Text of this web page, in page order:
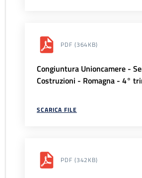
PDF (364KB)
Congiuntura Unioncamere -
Costruzioni - Romagna - 4°
SCARICA FILE
PDF (342KB)